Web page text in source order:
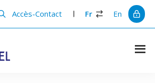
Accès-Contact Fr En